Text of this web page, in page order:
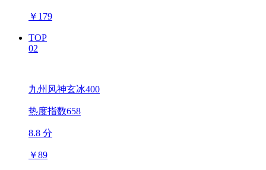
￥ 179
TOP
02
九州风神玄冰400
热度指数658
8.8 分
￥89